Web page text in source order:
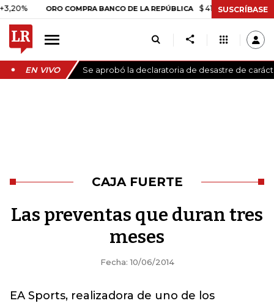
ORO COMPRA BANCO DE LA REPÚBLICA $ 418.111,88 +$ 9.612,91
SUSCRÍBASE
EN VIVO Se aprobó la declaratoria de desastre de
CAJA FUERTE
Las preventas que duran tres
meses
Fecha: 10/06/2014
EA Sports, realizadora de uno de los